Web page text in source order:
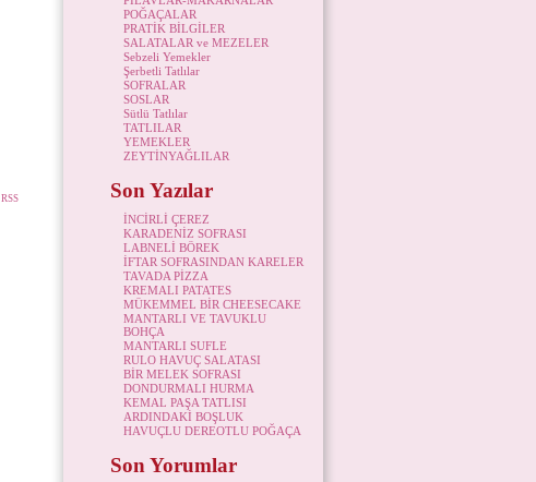
RSS
POĞAÇALAR
PRATİK BİLGİLER
SALATALAR ve MEZELER
Sebzeli Yemekler
Şerbetli Tatlılar
SOFRALAR
SOSLAR
Sütlü Tatlılar
TATLILAR
YEMEKLER
ZEYTİNYAĞLILAR
Son Yazılar
İNCİRLİ ÇEREZ
KARADENİZ SOFRASI
LABNELİ BÖREK
İFTAR SOFRASINDAN KARELER
TAVADA PİZZA
KREMALI PATATES
MÜKEMMEL BİR CHEESECAKE
MANTARLI VE TAVUKLU
BOHÇA
MANTARLI SUFLE
RULO HAVUÇ SALATASI
BİR MELEK SOFRASI
DONDURMALI HURMA
KEMAL PAŞA TATLISI
ARDINDAKİ BOŞLUK
HAVUÇLU DEREOTLU POĞAÇA
Son Yorumlar